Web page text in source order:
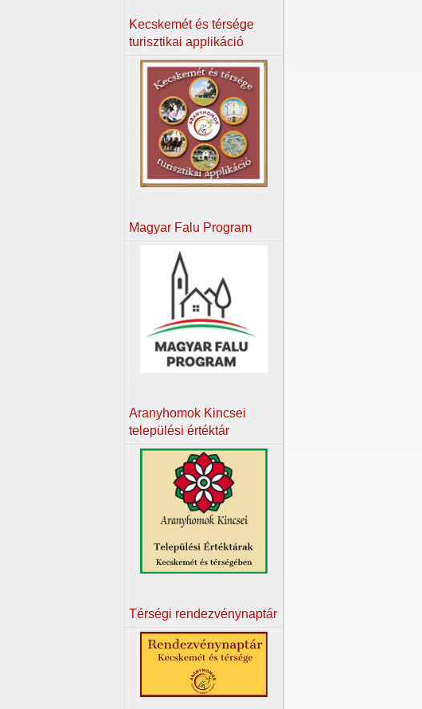
Kecskemét és térsége
turisztikai applikáció
Magyar Falu Program
Aranyhomok Kincsei
települési értéktár
Térségi rendezvénynaptár